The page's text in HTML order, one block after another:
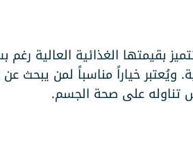
بقيمتها الغذائية العالية
ويُعتبر خياراً مناسباً لمن يبحث
تناوله على صحة الجسم.